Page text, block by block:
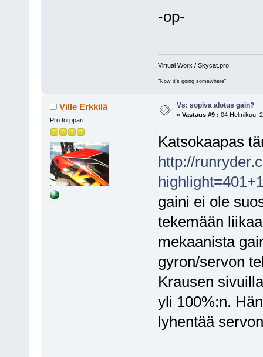
-op-
Virtual Worx / Skycat.pro
"Now it's going somewhere"
Ville Erkkilä
Pro torppari
Vs: sopiva alotus gain?
« Vastaus #9 : 04 Helmikuu,
Katsokaapas
http://
gaini ei ole
tekemään
mekaanista
gyron/servon
Krausen
yli 100%:n.
lyhentää